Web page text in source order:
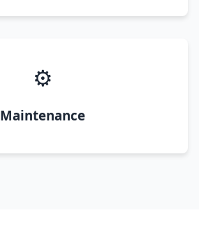
⚙️
Maintenance